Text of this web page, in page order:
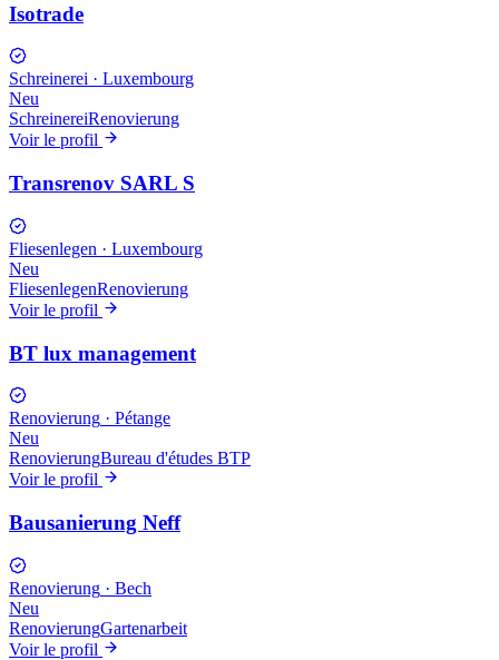
Isotrade
Schreinerei · Luxembourg
Neu
SchreinereiRenovierung
Voir le profil
Transrenov SARL S
Fliesenlegen · Luxembourg
Neu
FliesenlegenRenovierung
Voir le profil
BT lux management
Renovierung · Pétange
Neu
RenovierungBureau d'études BTP
Voir le profil
Bausanierung Neff
Renovierung · Bech
Neu
RenovierungGartenarbeit
Voir le profil